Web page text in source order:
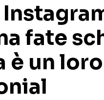
fate
è un